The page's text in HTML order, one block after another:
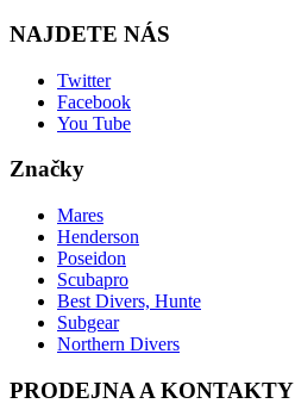
NAJDETE NÁS
Twitter
Facebook
You Tube
Značky
Mares
Henderson
Poseidon
Scubapro
Best Divers, Hunte
Subgear
Northern Divers
PRODEJNA A KONTAKTY